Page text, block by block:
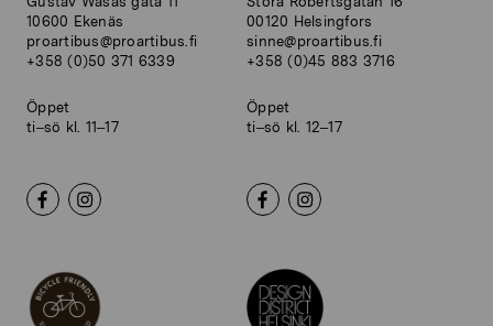
10600 Ekenäs
proartibus@proartibus.fi
+358 (0)50 371 6339
Öppet
ti–sö kl. 11–17
00120 Helsingfors
sinne@proartibus.fi
+358 (0)45 883 3716
Öppet
ti–sö kl. 12–17